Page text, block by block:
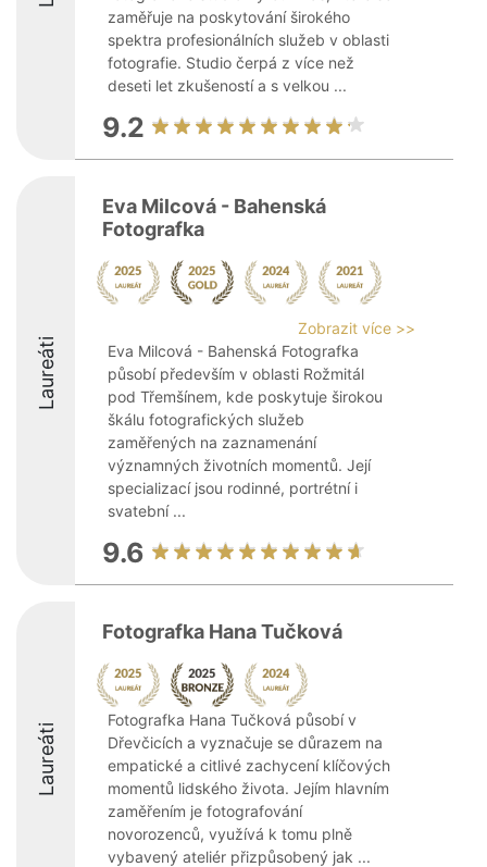
zaměřuje na poskytování širokého
spektra profesionálních služeb v oblasti
fotografie. Studio čerpá z více než
deseti let zkušeností a s velkou ...
9.2
Laureáti
Eva Milcová - Bahenská
Fotografka
Zobrazit více >>
Eva Milcová - Bahenská Fotografka
působí především v oblasti Rožmitál
pod Třemšínem, kde poskytuje širokou
škálu fotografických služeb
zaměřených na zaznamenání
významných životních momentů. Její
specializací jsou rodinné, portrétní i
svatební ...
9.6
Laureáti
Fotografka Hana Tučková
Fotografka Hana Tučková působí v
Dřevčicích a vyznačuje se důrazem na
empatické a citlivé zachycení klíčových
momentů lidského života. Jejím hlavním
zaměřením je fotografování
novorozenců, využívá k tomu plně
vybavený ateliér přizpůsobený jak ...